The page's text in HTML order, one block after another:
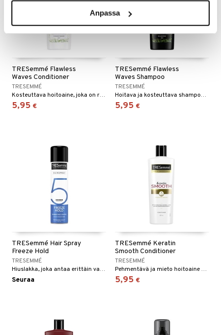
Anpassa
TRESemmé Flawless
Waves Conditioner
TRESEMMÉ
Kosteuttava hoitoaine, joka on rikastettu kookosmaidolla, TRESemméltä.
5,95 €
TRESemmé Flawless
Waves Shampoo
TRESEMMÉ
Hoitava ja kosteuttava shampoo, joka on rikastettu kookosmaidolla, TRESemméltä.
5,95 €
TRESemmé Hair Spray
Freeze Hold
TRESEMMÉ
Hiuslakka, joka antaa erittäin vahvan pidon, TRESemméltä.
Seuraa
TRESemmé Keratin
Smooth Conditioner
TRESEMMÉ
Pehmentävä ja mieto hoitoaine TRESemméltä
5,95 €